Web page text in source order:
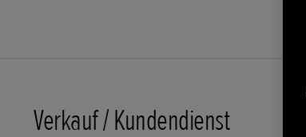
Verkauf / Kundendienst